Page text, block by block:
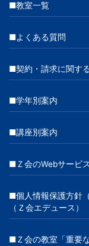
■教室一覧
■よくある質問
■契約・請求に関す
■学年別案内
■講座別案内
■Ｚ会のWebサービス
■個人情報保護方針
（Ｚ会エデュース）
■Ｚ会の教室「重要